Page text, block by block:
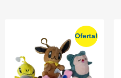
Oferta!